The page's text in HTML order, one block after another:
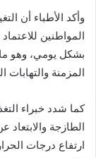
وأكد الأطباء أن
المواطنين
بشكل يومي، وهو ما
المزمنة
كما شدد خبراء
الطازجة
ارتفاع درجات